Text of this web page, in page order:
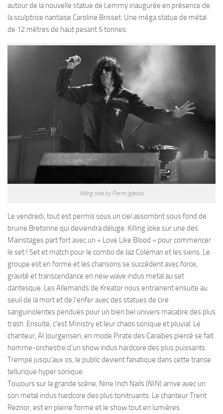
autour de la nouvelle statue de Lemmy inaugurée en présence de
la sculptrice nantaise Caroline Brisset. Une méga statue de métal
de 12 mètres de haut pesant 5 tonnes.
Killing Joke by Pierre Iglesias
Le vendredi, tout est permis sous un ciel assombrit sous fond de
bruine Bretonne qui deviendra déluge. Killing Joke sur une des
Mainstages part fort avec un « Love Like Blood » pour commencer
le set ! Set et match pour le combo de Jaz Coleman et les siens. Le
groupe est en forme et les chansons se succèdent avec force,
gravité et transcendance en new wave indus metal au set
dantesque. Les Allemands de Kreator nous entrainent ensuite au
seuil de la mort et de l’enfer avec des statues de cire
sanguinolentes pendues pour un bien bel univers macabre des plus
trash. Ensuite, c’est Ministry et leur chaos sonique et pluvial. Le
chanteur, Al Jourgensen, en mode Pirate des Caraïbes piercé se fait
homme-orchestre d’un show indus hardcore des plus puissants.
Trempé jusqu’aux os, le public devient fanatique dans cette transe
tellurique hyper sonique.
Toujours sur la grande scène, Nine Inch Nails (NIN) arrive avec un
son metal indus hardcore des plus tonitruants. Le chanteur Trent
Reznor, est en pleine forme et le show tout en lumières